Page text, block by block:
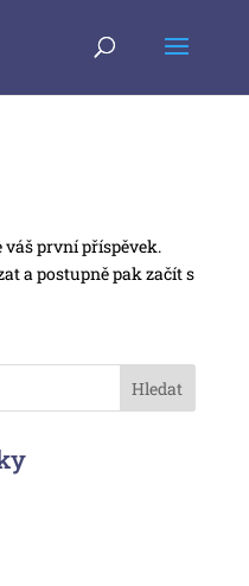
váš první příspěvek.
a postupně pak začít s